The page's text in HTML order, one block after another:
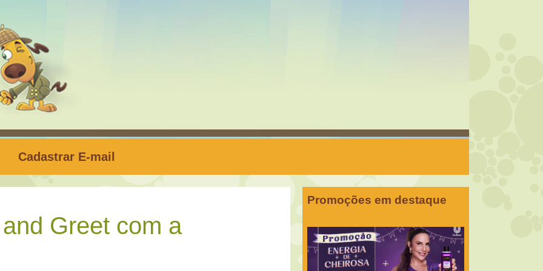
Cadastrar E-mail
Greet com a
Promoções em destaque